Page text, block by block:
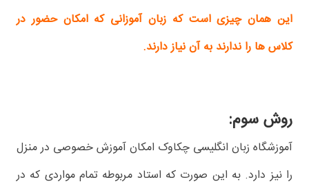
این همان چیزی است که زبان آموزانی که امکان حضور در
کلاس ها را ندارند به آن نیاز دارند.
روش سوم:
آموزشگاه زبان انگلیسی چکاوک امکان آموزش خصوصی در منزل
را نیز دارد. به این صورت که استاد مربوطه تمام مواردی که در